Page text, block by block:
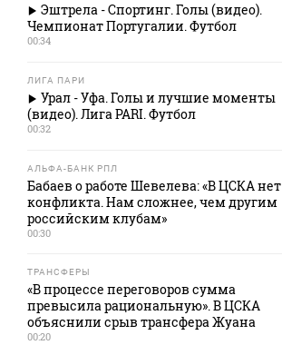
Эштрела - Спортинг. Голы (видео).
Чемпионат Португалии. Футбол
00:34
ЛИГА ПАРИ
Урал - Уфа. Голы и лучшие моменты
(видео). Лига PARI. Футбол
00:32
АЛЬФА-БАНК РПЛ
Бабаев о работе Шевелева: «В ЦСКА нет
конфликта. Нам сложнее, чем другим
российским клубам»
00:30
ТРАНСФЕРЫ
«В процессе переговоров сумма
превысила рациональную». В ЦСКА
объяснили срыв трансфера Жуана
00:20